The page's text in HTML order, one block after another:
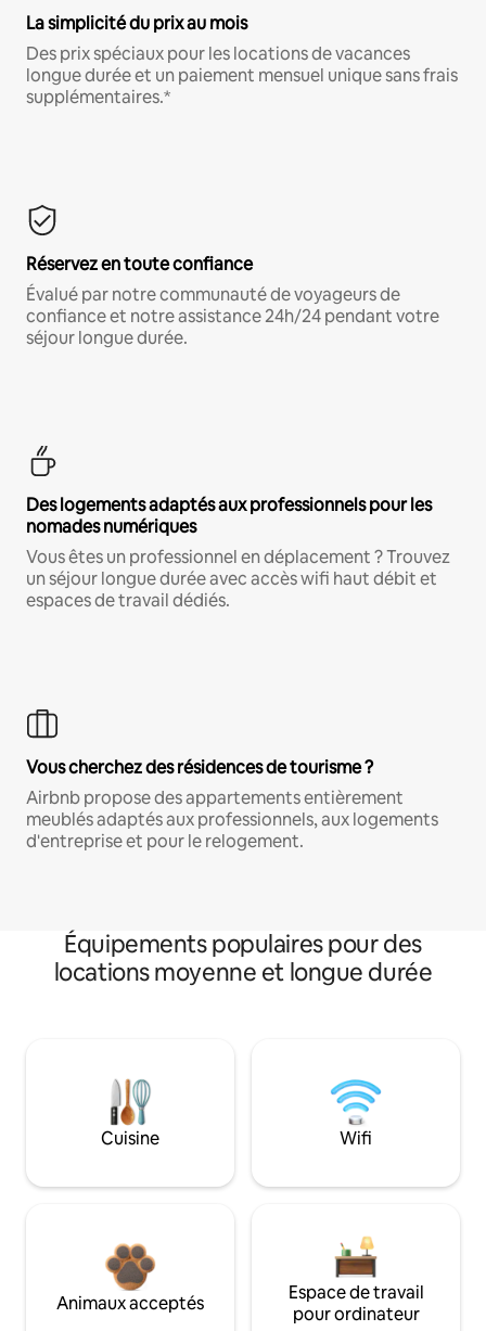
La simplicité du prix au mois
Des prix spéciaux pour les locations de vacances
longue durée et un paiement mensuel unique sans frais
supplémentaires.*
Réservez en toute confiance
Évalué par notre communauté de voyageurs de
confiance et notre assistance 24h/24 pendant votre
séjour longue durée.
Des logements adaptés aux professionnels pour les
nomades numériques
Vous êtes un professionnel en déplacement ? Trouvez
un séjour longue durée avec accès wifi haut débit et
espaces de travail dédiés.
Vous cherchez des résidences de tourisme ?
Airbnb propose des appartements entièrement
meublés adaptés aux professionnels, aux logements
d'entreprise et pour le relogement.
Équipements populaires pour des
locations moyenne et longue durée
Cuisine Wifi
Animaux acceptés
Espace de travail
pour ordinateur